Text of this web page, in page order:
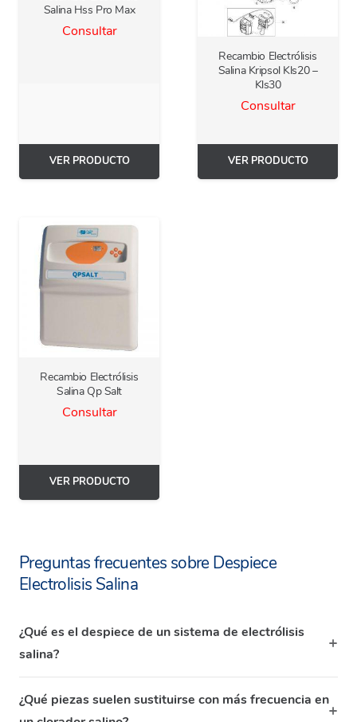
Salina Hss Pro Max
Consultar
VER PRODUCTO
Recambio Electrólisis
Salina Kripsol Kls20 –
Kls30
Consultar
VER PRODUCTO
Recambio Electrólisis
Salina Qp Salt
Consultar
VER PRODUCTO
Preguntas frecuentes sobre Despiece
Electrolisis Salina
¿Qué es el despiece de un sistema de electrólisis
salina?
¿Qué piezas suelen sustituirse con más frecuencia en